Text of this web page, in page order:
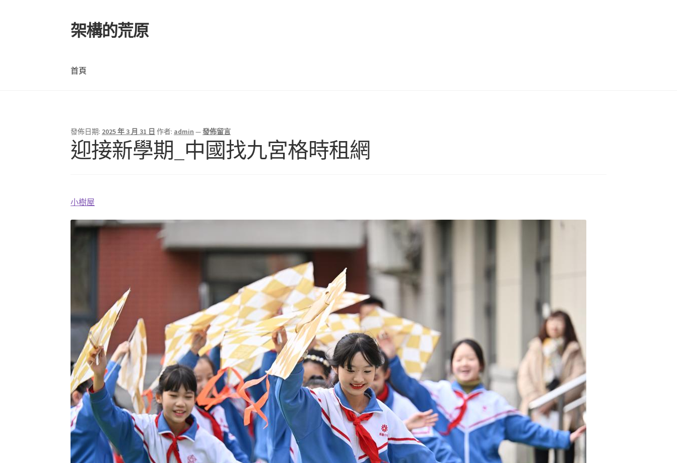
跳
至
覽
列
跳
至
要
內
架構的荒原
首頁
發佈日期: 2025 年 3 月 31 日 作者: admin —發佈留言
迎接新學期_中國找九宮格時租網
小樹屋